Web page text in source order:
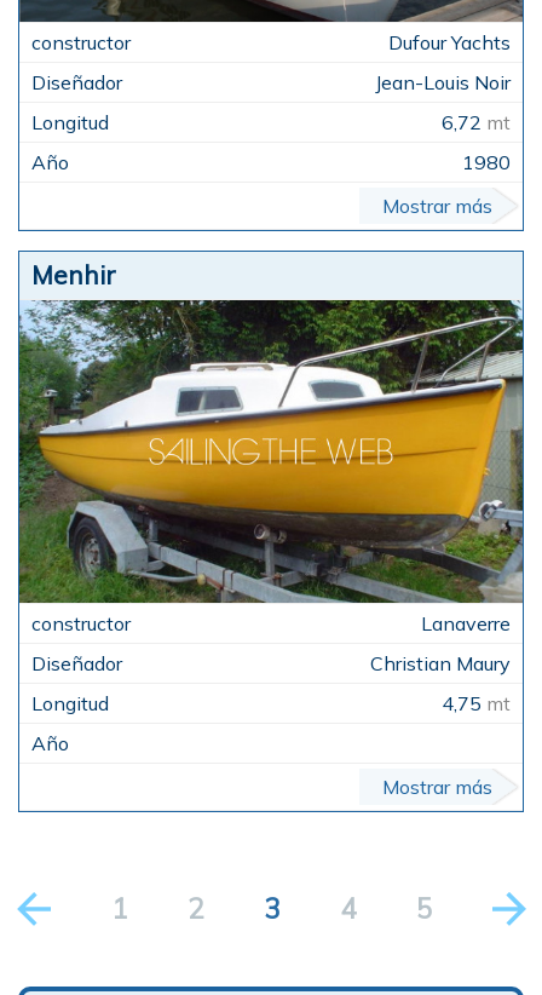
Dufour Yachts
Jean-Louis Noir
6,72 mt
1980
Mostrar más
Menhir
Lanaverre
Christian Maury
4,75 mt
Mostrar más
1 2 3 4 5